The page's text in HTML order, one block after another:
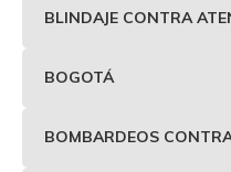
BLINDAJE CONTRA
BOGOTÁ
BOMBARDEOS